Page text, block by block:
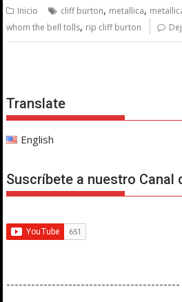
Inicio cliff burton, metallica,
whom the bell tolls, rip cliff burton
Translate
English
Suscríbete a nuestro Canal
------------------------------------------